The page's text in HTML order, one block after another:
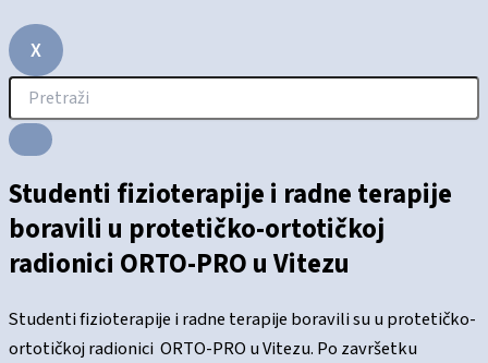
X
Studenti fizioterapije i radne terapije
boravili u protetičko-ortotičkoj
radionici ORTO-PRO u Vitezu
Studenti fizioterapije i radne terapije boravili su u protetičko-
ortotičkoj radionici ORTO-PRO u Vitezu. Po završetku